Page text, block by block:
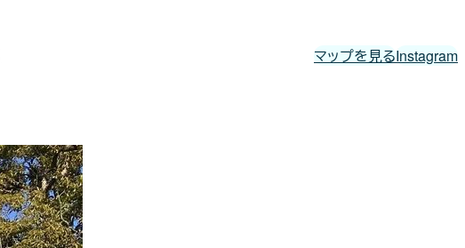
マップを見るInstagram